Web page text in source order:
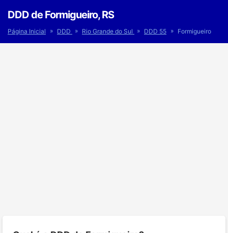
DDD de Formigueiro, RS
Página Inicial » DDD » Rio Grande do Sul » DDD 55 » Formigueiro